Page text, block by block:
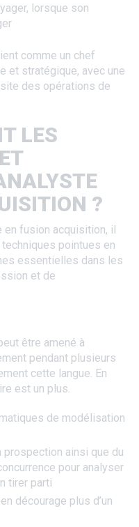
lorsque son
comme un chef
et stratégique, avec une
des opérations de
LES
?
en fusion acquisition, il
pointues en
essentielles dans les
et de
être amené à
pendant plusieurs
cette langue. En
est un plus.
de modélisation
ainsi que du
pour analyser
tirer parti
décourage plus d’un